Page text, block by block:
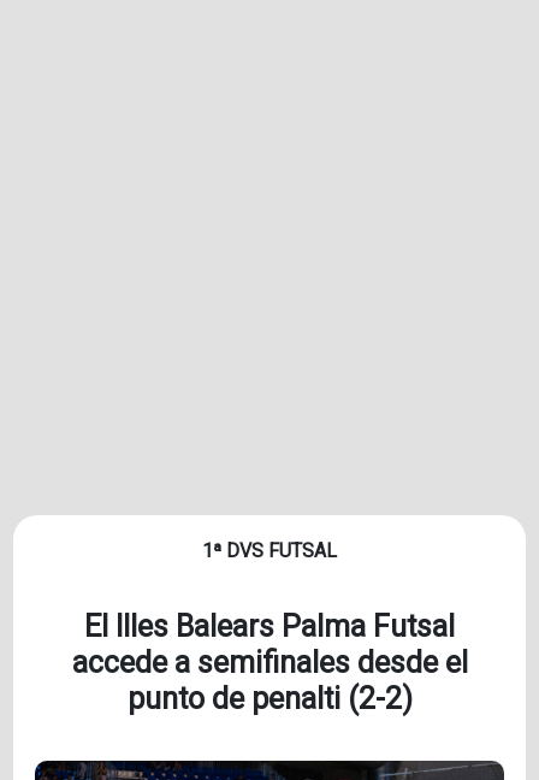
1ª DVS FUTSAL
El Illes Balears Palma Futsal
accede a semifinales desde el
punto de penalti (2-2)